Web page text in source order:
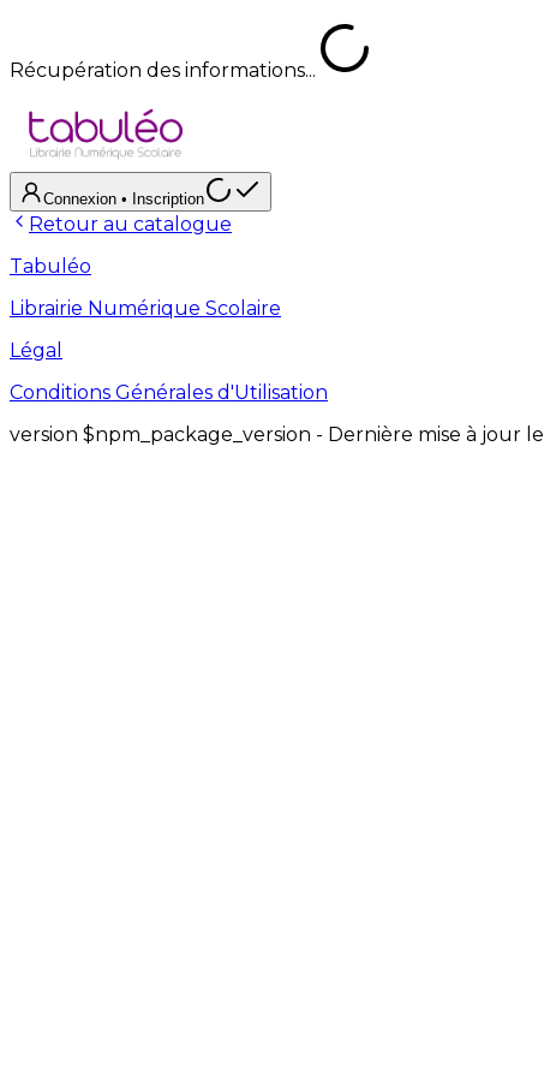
Récupération des informations...
Connexion • Inscription
Retour au catalogue
Tabuléo
Librairie Numérique Scolaire
Légal
Conditions Générales d'Utilisation
version $npm_package_version - Dernière mise à jour le